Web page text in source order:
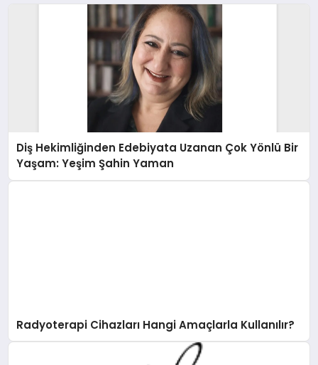
Diş Hekimliğinden Edebiyata Uzanan Çok Yönlü Bir
Yaşam: Yeşim Şahin Yaman
Radyoterapi Cihazları Hangi Amaçlarla Kullanılır?